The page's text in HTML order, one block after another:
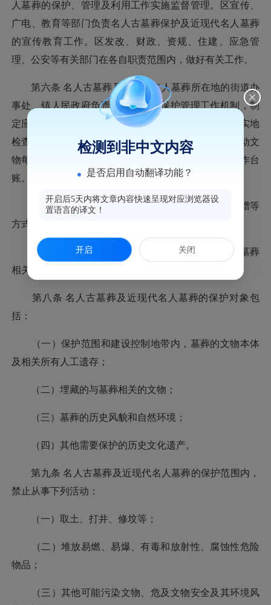
人墓葬的保护、管理及利用工作实施监督管理。区宣传、
广电、教育等部门负责名人古墓葬保护及近现代名人墓葬
的宣传教育工作。区发改、财政、资规、住建、应急管
理、公安等有关部门在各自职责范围内，做好有关工作。
第六条 名人古墓葬及近现代名人墓葬所在地的街道办
事处、镇人民政府负责落实常态化保护管理工作机制，制
定应急预案，省级及以上文物保护单位每月开展一次实地
检查工作，市级及以下文物保护单位和未定级不可移动文
物每季度开展一次实地检查工作，并建立安全保护工作台
账。
第七条 鼓励社会各界、国内外组织和个人通过捐赠等
方式资助保护名人古墓葬及近现代名人墓葬。
鼓励单位和个人捐赠与名人古墓葬及近现代名人墓葬
相关的资料、实物。
第八条 名人古墓葬及近现代名人墓葬的保护对象包
括：
（一）保护范围和建设控制地带内，墓葬的文物本体
及相关所有人工遗存；
（二）埋藏的与墓葬相关的文物；
（三）墓葬的历史风貌和自然环境；
（四）其他需要保护的历史文化遗产。
第九条 名人古墓葬及近现代名人墓葬的保护范围内，
禁止从事下列活动：
（一）取土、打井、修坟等；
（二）堆放易燃、易爆、有毒和放射性、腐蚀性危险
物品；
（三）其他可能污染文物、危及文物安全及其环境风
检测到非中文内容
是否启用自动翻译功能？
开启后5天内将文章内容快速呈现对应浏览器设
置语言的译文！
开启 关闭